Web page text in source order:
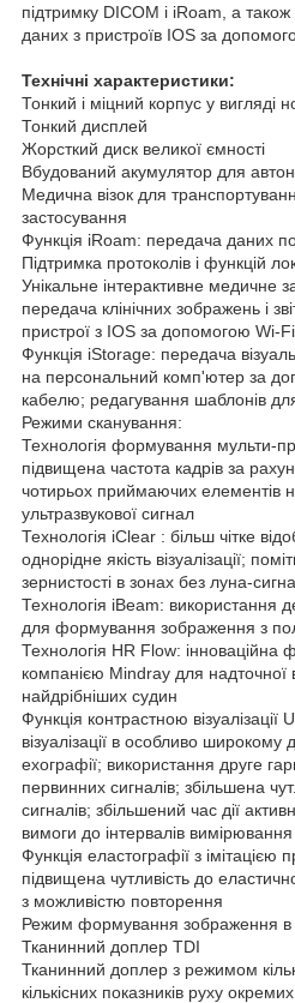
підтримку DICOM і iRoam, а
даних з пристроїв IOS за
Технічні характеристики:
Тонкий і міцний корпус у вигляді
Тонкий дисплей
Жорсткий диск великої ємності
Вбудований акумулятор для
Медична візок для
застосування
Функція iRoam: передача даних
Підтримка протоколів і функцій
Унікальне інтерактивне медичне
передача клінічних зображень і
пристрої з IOS за допомогою Wi-Fi
Функція iStorage: передача
на персональний комп'ютер за
кабелю; редагування шаблонів для
Режими сканування:
Технологія формування мульти-
підвищена частота кадрів за
чотирьох приймаючих елементів
ультразвукової сигнал
Технологія iClear : більш чітке
однорідне якість візуалізації;
зернистості в зонах без луна-
Технологія iBeam: використання
для формування зображення з
Технологія HR Flow: інноваційна
компанією Mindray для надточної
найдрібніших судин
Функція контрастною візуалізації
візуалізації в особливо широкому
ехографії; використання друге
первинних сигналів; збільшена
сигналів; збільшений час дії
вимоги до інтервалів вимірювання
Функція еластографії з імітацією
підвищена чутливість до
з можливістю повторення
Режим формування зображення в
Тканинний доплер TDI
Тканинний доплер з режимом
кількісних показників руху